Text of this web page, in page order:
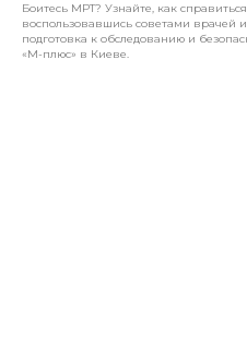
Боитесь МРТ? Узнайте, как
воспользовавшись советами врачей
подготовка к обследованию и
«М-плюс» в Киеве.